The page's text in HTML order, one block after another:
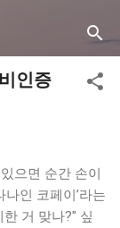
인증
으면 순간 손이
인 코페이’라는
거 맞나?" 싶